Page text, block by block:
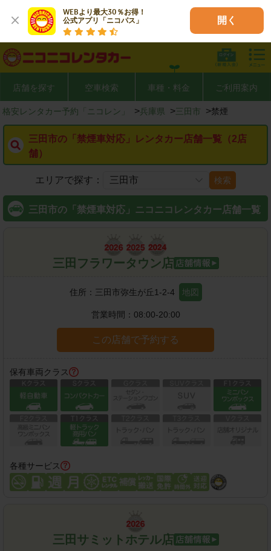
WEBより最大30％お得！
公式アプリ「ニコパス」
開く
店舗を探す 空車検索 車種・料金 ご利用案内
格安レンタカー予約「ニコレン」 > 兵庫県 >三田市 >禁煙
三田市の「禁煙車対応」レンタカー店舗一覧（2店
舗）
エリアで探す： 検索
三田市の「禁煙車対応」ニコニコレンタカー店舗一覧
三田フラワータウン店
住所： 三田市弥生が丘1-2-4 地図
営業時間： 08:00-20:00
この店舗で予約する
保有車両クラス
各種サービス
三田サミットホテル店